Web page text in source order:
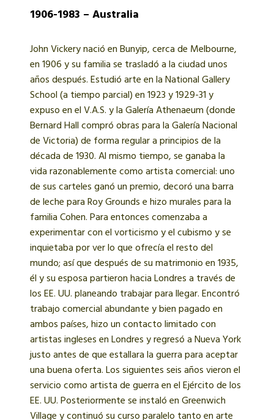
1906-1983 – Australia
John Vickery nació en Bunyip, cerca de Melbourne,
en 1906 y su familia se trasladó a la ciudad unos
años después. Estudió arte en la National Gallery
School (a tiempo parcial) en 1923 y 1929-31 y
expuso en el V.A.S. y la Galería Athenaeum (donde
Bernard Hall compró obras para la Galería Nacional
de Victoria) de forma regular a principios de la
década de 1930. Al mismo tiempo, se ganaba la
vida razonablemente como artista comercial: uno
de sus carteles ganó un premio, decoró una barra
de leche para Roy Grounds e hizo murales para la
familia Cohen. Para entonces comenzaba a
experimentar con el vorticismo y el cubismo y se
inquietaba por ver lo que ofrecía el resto del
mundo; así que después de su matrimonio en 1935,
él y su esposa partieron hacia Londres a través de
los EE. UU. planeando trabajar para llegar. Encontró
trabajo comercial abundante y bien pagado en
ambos países, hizo un contacto limitado con
artistas ingleses en Londres y regresó a Nueva York
justo antes de que estallara la guerra para aceptar
una buena oferta. Los siguientes seis años vieron el
servicio como artista de guerra en el Ejército de los
EE. UU. Posteriormente se instaló en Greenwich
Village y continuó su curso paralelo tanto en arte